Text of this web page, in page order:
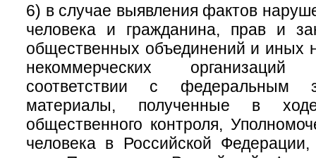
6) в случае выявления фактов
человека и гражданина, прав и
общественных объединений и иных
некоммерческих
соответствии с федеральным
материалы, полученные в
общественного контроля,
человека в Российской